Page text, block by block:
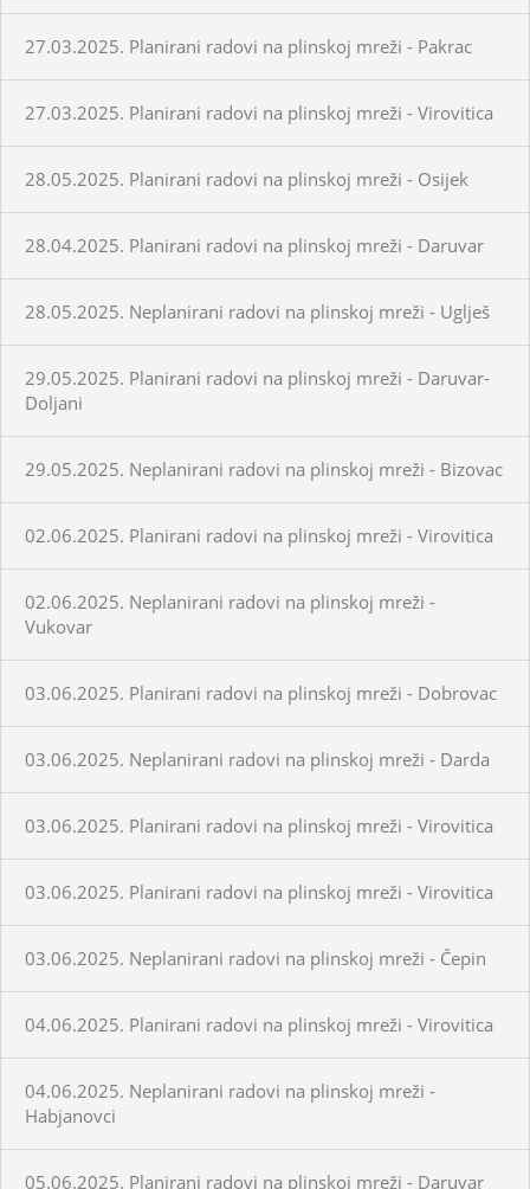
27.03.2025. Planirani radovi na plinskoj mreži - Pakrac
27.03.2025. Planirani radovi na plinskoj mreži - Virovitica
28.05.2025. Planirani radovi na plinskoj mreži - Osijek
28.04.2025. Planirani radovi na plinskoj mreži - Daruvar
28.05.2025. Neplanirani radovi na plinskoj mreži - Uglješ
29.05.2025. Planirani radovi na plinskoj mreži - Daruvar-
Doljani
29.05.2025. Neplanirani radovi na plinskoj mreži - Bizovac
02.06.2025. Planirani radovi na plinskoj mreži - Virovitica
02.06.2025. Neplanirani radovi na plinskoj mreži -
Vukovar
03.06.2025. Planirani radovi na plinskoj mreži - Dobrovac
03.06.2025. Neplanirani radovi na plinskoj mreži - Darda
03.06.2025. Planirani radovi na plinskoj mreži - Virovitica
03.06.2025. Planirani radovi na plinskoj mreži - Virovitica
03.06.2025. Neplanirani radovi na plinskoj mreži - Čepin
04.06.2025. Planirani radovi na plinskoj mreži - Virovitica
04.06.2025. Neplanirani radovi na plinskoj mreži -
Habjanovci
05.06.2025. Planirani radovi na plinskoj mreži - Daruvar